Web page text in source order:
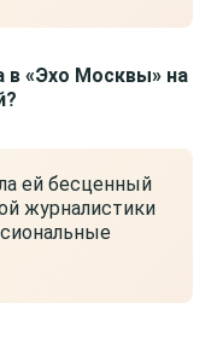
в «Эхо Москвы» на
ей бесценный
журналистики